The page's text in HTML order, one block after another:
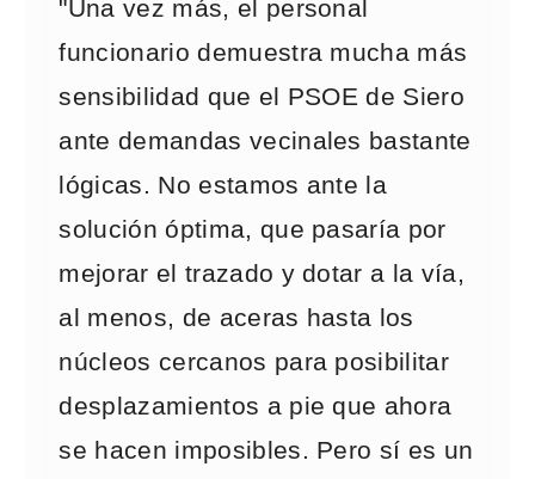
"Una vez más, el personal
funcionario demuestra mucha más
sensibilidad que el PSOE de Siero
ante demandas vecinales bastante
lógicas. No estamos ante la
solución óptima, que pasaría por
mejorar el trazado y dotar a la vía,
al menos, de aceras hasta los
núcleos cercanos para posibilitar
desplazamientos a pie que ahora
se hacen imposibles. Pero sí es un